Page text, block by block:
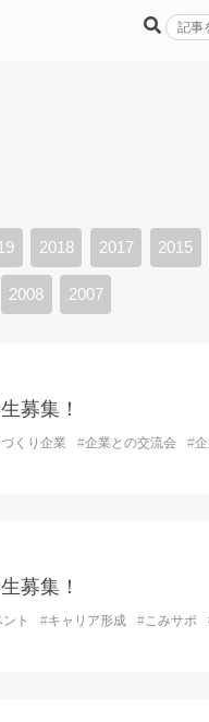
2018 2017 2015
2008 2007
募集！
くり企業 #企業との交流会 #
募集！
ト #キャリア形成 #こみサポ